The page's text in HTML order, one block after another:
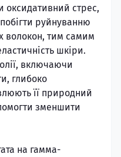
стрес,
руйнуванню
волокон, тим самим
шкіри.
включаючи
глибоко
її природний
зменшити
на гамма-